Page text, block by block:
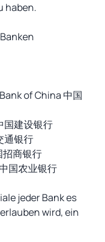
haben.
of China 中国
建设银行
通银行
商银行
国农业银行
jeder Bank es
wird, ein